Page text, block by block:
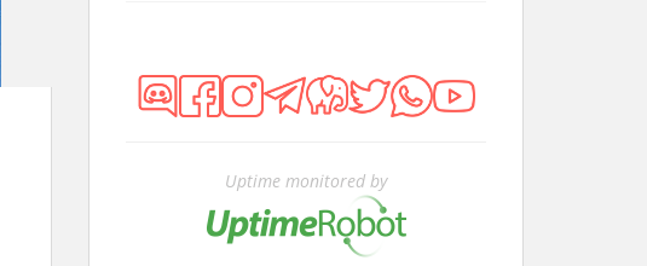
Uptime monitored by